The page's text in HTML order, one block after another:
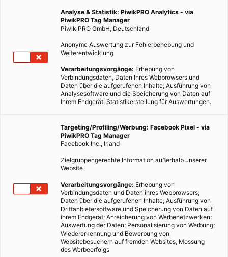
Analyse & Statistik: PiwikPRO Analytics - via
PiwikPRO Tag Manager
Piwik PRO GmbH, Deutschland
Anonyme Auswertung zur Fehlerbehebung und
Weiterentwicklung
Verarbeitungsvorgänge: Erhebung von
Verbindungsdaten, Daten Ihres Webbrowsers und
Daten über die aufgerufenen Inhalte; Ausführung von
Analysesoftware und die Speicherung von Daten auf
Ihrem Endgerät; Statistikerstellung für Auswertungen.
Targeting/Profiling/Werbung: Facebook Pixel - via
PiwikPRO Tag Manager
Facebook Inc., Irland
Zielgruppengerechte Information außerhalb unserer
Website
Verarbeitungsvorgänge: Erhebung von
Verbindungsdaten und Daten ihres Webbrowsers;
Daten über die aufgerufenen Inhalte; Ausführung von
Drittanbietersoftware und Speicherung von Daten auf
ihrem Endgerät; Anreicherung von Werbenetzwerken;
Auswertung der Daten; Personalisierung von Werbung;
Wiedererkennung und Bewerbung von
Websitebesuchern auf fremden Websites, Messung
des Werbeerfolgs